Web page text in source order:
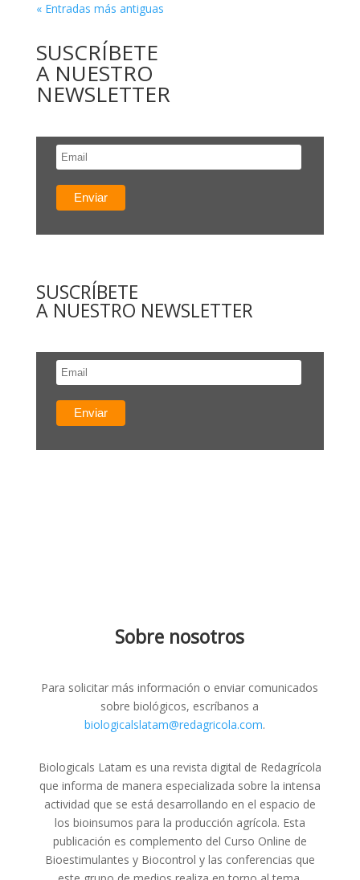
« Entradas más antiguas
SUSCRÍBETE
A NUESTRO
NEWSLETTER
SUSCRÍBETE
A NUESTRO NEWSLETTER
Sobre nosotros
Para solicitar más información o enviar comunicados
sobre biológicos, escríbanos a
biologicalslatam@redagricola.com.
Biologicals Latam es una revista digital de Redagrícola
que informa de manera especializada sobre la intensa
actividad que se está desarrollando en el espacio de
los bioinsumos para la producción agrícola. Esta
publicación es complemento del Curso Online de
Bioestimulantes y Biocontrol y las conferencias que